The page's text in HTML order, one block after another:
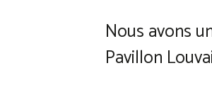
Nous avons
Pavillon